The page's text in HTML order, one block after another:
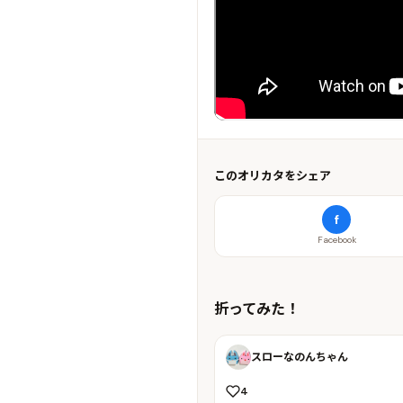
このオリカタをシェア
f
Facebook
折ってみた！
スローなのんちゃん
4